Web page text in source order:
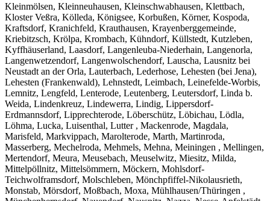
Kleinmölsen, Kleinneuhausen, Kleinschwabhausen, Klettbach,
Kloster Veßra, Kölleda, Königsee, Korbußen, Körner, Kospoda,
Kraftsdorf, Kranichfeld, Krauthausen, Krayenberggemeinde,
Kriebitzsch, Krölpa, Krombach, Kühndorf, Küllstedt, Kutzleben,
Kyffhäuserland, Laasdorf, Langenleuba-Niederhain, Langenorla,
Langenwetzendorf, Langenwolschendorf, Lauscha, Lausnitz bei
Neustadt an der Orla, Lauterbach, Lederhose, Lehesten (bei Jena),
Lehesten (Frankenwald), Lehnstedt, Leimbach, Leinefelde-Worbis,
Lemnitz, Lengfeld, Lenterode, Leutenberg, Leutersdorf, Linda b.
Weida, Lindenkreuz, Lindewerra, Lindig, Lippersdorf-
Erdmannsdorf, Lipprechterode, Löberschütz, Löbichau, Lödla,
Löhma, Lucka, Luisenthal, Lutter , Mackenrode, Magdala,
Marisfeld, Markvippach, Marolterode, Marth, Martinroda,
Masserberg, Mechelroda, Mehmels, Mehna, Meiningen , Mellingen,
Mertendorf, Meura, Meusebach, Meuselwitz, Miesitz, Milda,
Mittelpöllnitz, Mittelsömmern, Möckern, Mohlsdorf-
Teichwolframsdorf, Molschleben, Mönchpfiffel-Nikolausrieth,
Monstab, Mörsdorf, Moßbach, Moxa, Mühlhausen/Thüringen ,